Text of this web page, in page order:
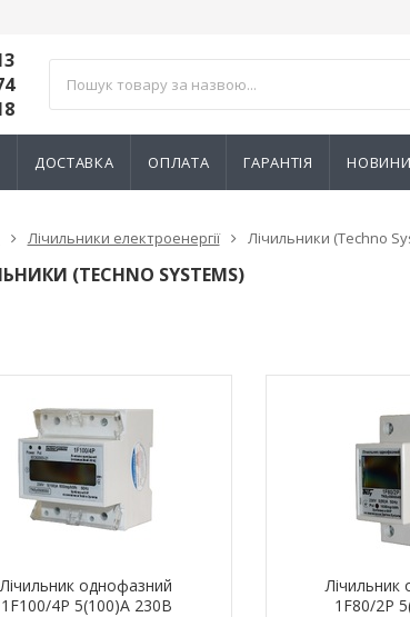
ДОСТАВКА ОПЛАТА ГАРАНТІЯ НОВИНИ
Лічильники електроенергії Лічильники (Techno
(TECHNO SYSTEMS)
Лічильник однофазний
1F100/4P 5(100)А 230В
Лічильник
1F80/2P